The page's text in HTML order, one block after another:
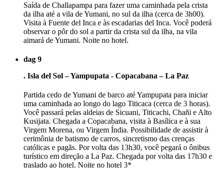
Saída de Challapampa para fazer uma caminhada pela crista
da ilha até a vila de Yumani, no sul da ilha (cerca de 3h00).
Visita à Fuente del Inca e às escadarias del Inca. Você poderá
observar o pôr do sol a partir da crista sul da ilha, na vila
aimará de Yumani. Noite no hotel.
dag 9
. Isla del Sol – Yampupata - Copacabana – La Paz
Partida cedo de Yumani de barco até Yampupata para iniciar
uma caminhada ao longo do lago Titicaca (cerca de 3 horas).
Você passará pelas aldeias de Sicuani, Titicachi, Chañi e Alto
Kusijata. Chegada a Copacabana, visita à Basílica e à sua
Virgem Morena, ou Virgem Índia. Possibilidade de assistir à
cerimônia de batismo de carros, sincretismo das crenças
católicas e pagãs. Por volta das 13h30, você pegará o ônibus
turístico em direção a La Paz. Chegada por volta das 17h30 e
traslado ao hotel. Noite no hotel 3*